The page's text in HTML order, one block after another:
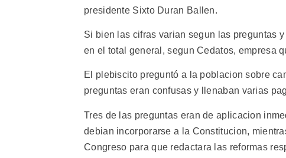
presidente Sixto Duran Ballen.
Si bien las cifras varian segun las preguntas
en el total general, segun Cedatos, empresa
El plebiscito preguntó a la poblacion sobre
preguntas eran confusas y llenaban varias
Tres de las preguntas eran de aplicacion
debian incorporarse a la Constitucion,
Congreso para que redactara las reformas